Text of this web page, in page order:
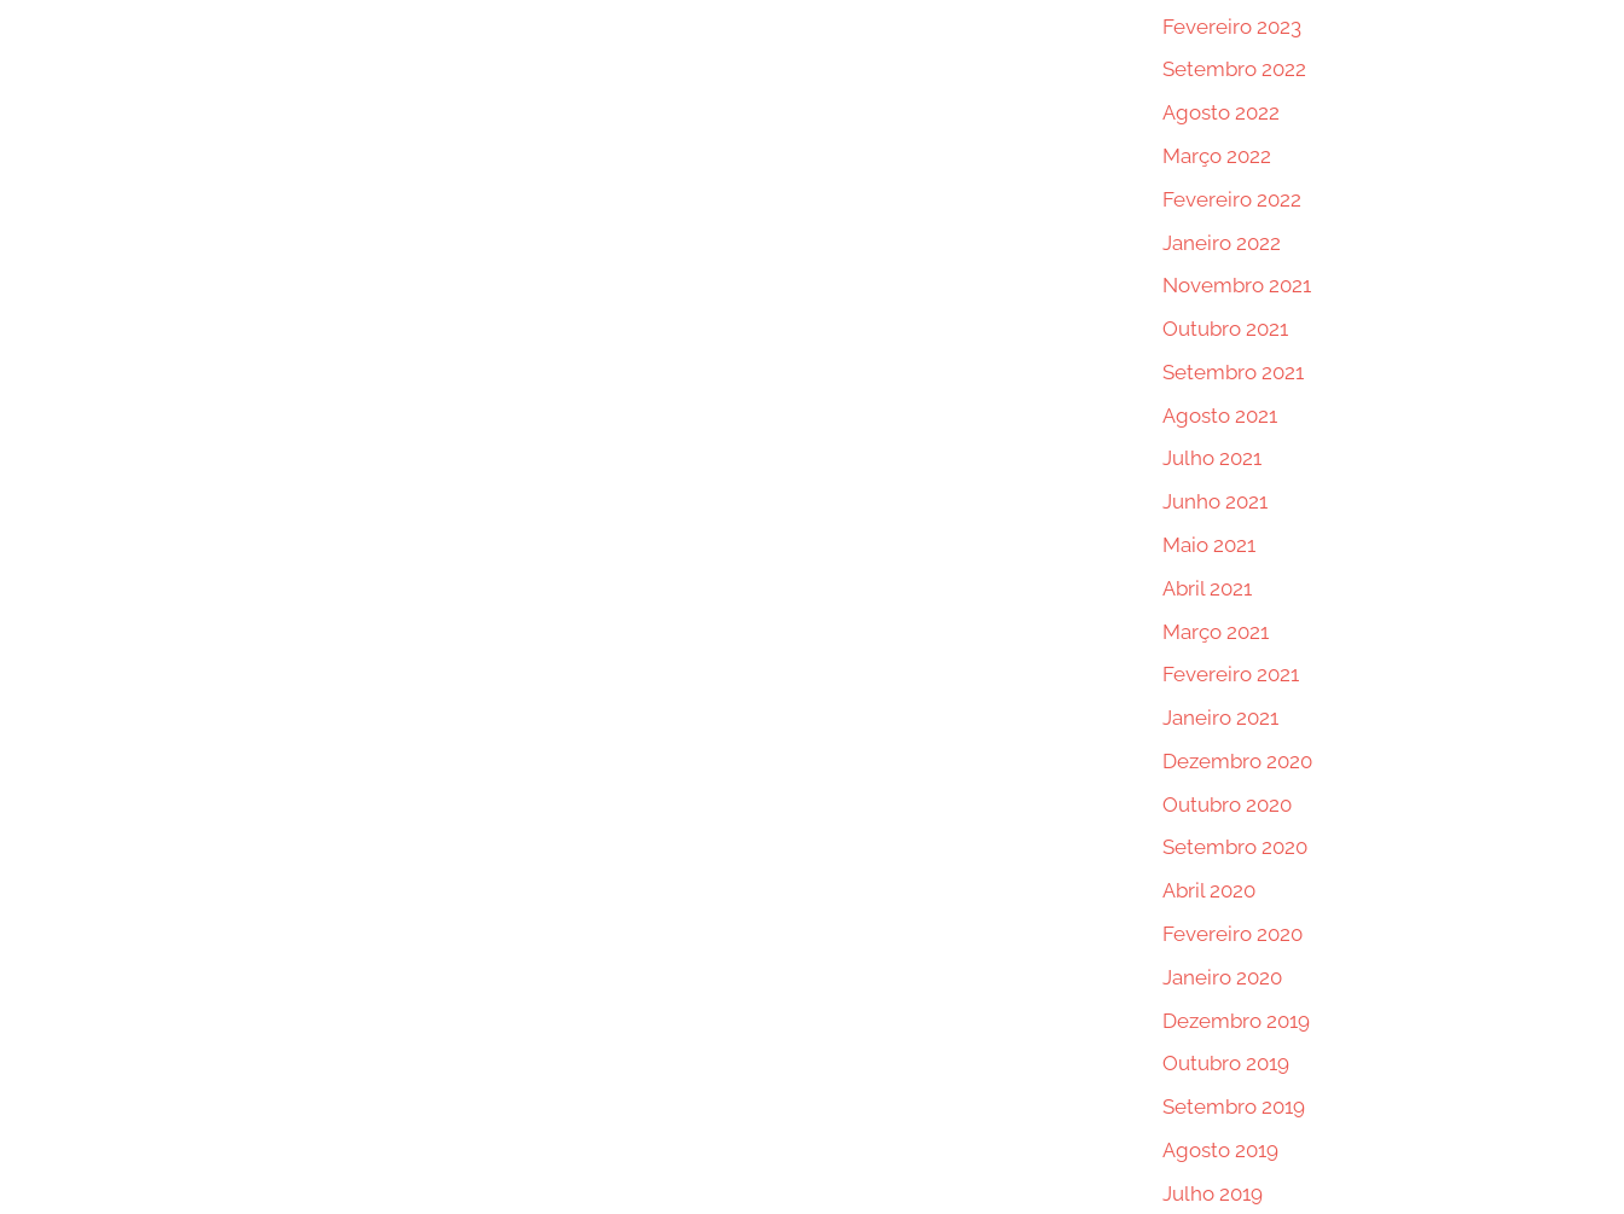
Fevereiro 2023
Setembro 2022
Agosto 2022
Março 2022
Fevereiro 2022
Janeiro 2022
Novembro 2021
Outubro 2021
Setembro 2021
Agosto 2021
Julho 2021
Junho 2021
Maio 2021
Abril 2021
Março 2021
Fevereiro 2021
Janeiro 2021
Dezembro 2020
Outubro 2020
Setembro 2020
Abril 2020
Fevereiro 2020
Janeiro 2020
Dezembro 2019
Outubro 2019
Setembro 2019
Agosto 2019
Julho 2019